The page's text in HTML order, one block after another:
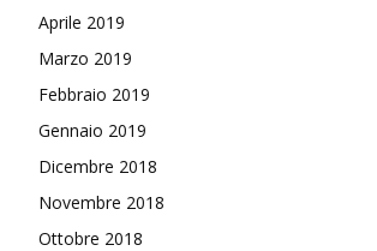
Aprile 2019
Marzo 2019
Febbraio 2019
Gennaio 2019
Dicembre 2018
Novembre 2018
Ottobre 2018